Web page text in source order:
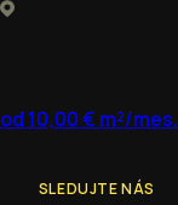
od 10,00 € m²/mes.
SLEDUJTE NÁS